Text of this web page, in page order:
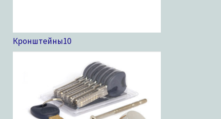
Кронштейны10